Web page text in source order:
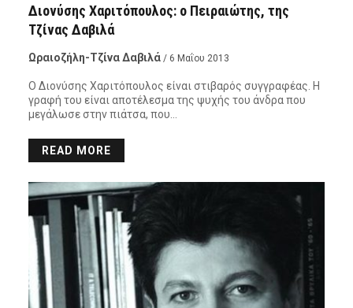
Διονύσης Χαριτόπουλος: ο Πειραιώτης, της
Τζίνας Δαβιλά
Ωραιοζήλη-Τζίνα Δαβιλά / 6 Μαΐου 2013
Ο Διονύσης Χαριτόπουλος είναι στιβαρός συγγραφέας. Η
γραφή του είναι αποτέλεσμα της ψυχής του άνδρα που
μεγάλωσε στην πιάτσα, που…
READ MORE